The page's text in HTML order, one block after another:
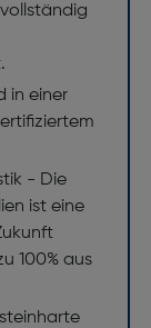
in einer
- Die
ist eine
100% aus